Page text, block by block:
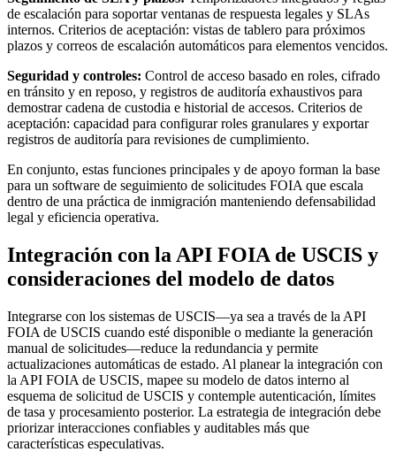
de escalación para soportar ventanas de respuesta legales y SLAs
internos. Criterios de aceptación: vistas de tablero para próximos
plazos y correos de escalación automáticos para elementos vencidos.
Seguridad y controles: Control de acceso basado en roles, cifrado
en tránsito y en reposo, y registros de auditoría exhaustivos para
demostrar cadena de custodia e historial de accesos. Criterios de
aceptación: capacidad para configurar roles granulares y exportar
registros de auditoría para revisiones de cumplimiento.
En conjunto, estas funciones principales y de apoyo forman la base
para un software de seguimiento de solicitudes FOIA que escala
dentro de una práctica de inmigración manteniendo defensabilidad
legal y eficiencia operativa.
Integración con la API FOIA de USCIS y
consideraciones del modelo de datos
Integrarse con los sistemas de USCIS—ya sea a través de la API
FOIA de USCIS cuando esté disponible o mediante la generación
manual de solicitudes—reduce la redundancia y permite
actualizaciones automáticas de estado. Al planear la integración con
la API FOIA de USCIS, mapee su modelo de datos interno al
esquema de solicitud de USCIS y contemple autenticación, límites
de tasa y procesamiento posterior. La estrategia de integración debe
priorizar interacciones confiables y auditables más que
características especulativas.